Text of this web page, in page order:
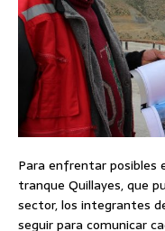
Para enfrentar posibles
tranque Quillayes, que
sector, los integrantes
seguir para comunicar